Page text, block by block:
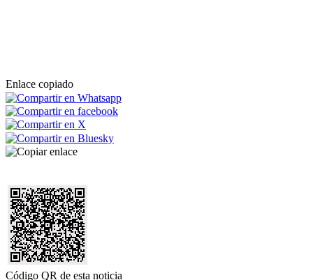
Enlace copiado
Código QR de esta noticia